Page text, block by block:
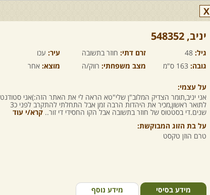
X
יניב,‏ 548352
גיל: 48 זרם דתי: חוזר בתשובה עיר: עכו
גובה: 163 ס"מ מצב משפחתי: רווק/ה מוצא: אחר
על עצמי:
אני יניב,תומר הצדיק המלוב"ן שלי"טא הראה לי את האתר הזה:)אני סטודנט
לתואר ראשון,מכיר את היהדות הרבה זמן אבל התחלתי להתקרב לפני כ3
שנים.די בסטטוס של חוזר בתשובה אבל הקו החסידי די זור.. קרא/י עוד
על בת הזוג המבוקשת:
טרם הוזן טקסט
מידע בסיסי מידע נוסף